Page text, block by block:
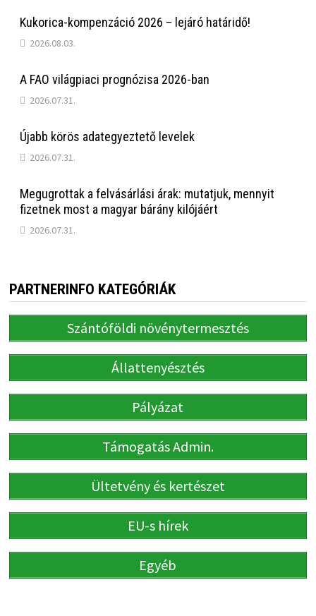
Kukorica-kompenzáció 2026 – lejáró határidő!
2026.08.03.
A FAO világpiaci prognózisa 2026-ban
2026.07.31.
Újabb körös adategyeztető levelek
2026.07.31.
Megugrottak a felvásárlási árak: mutatjuk, mennyit
fizetnek most a magyar bárány kilójáért
2026.07.31.
PARTNERINFO KATEGÓRIÁK
Szántóföldi növénytermesztés
Állattenyésztés
Pályázat
Támogatás Admin.
Ültetvény és kertészet
EU-s hírek
Egyéb